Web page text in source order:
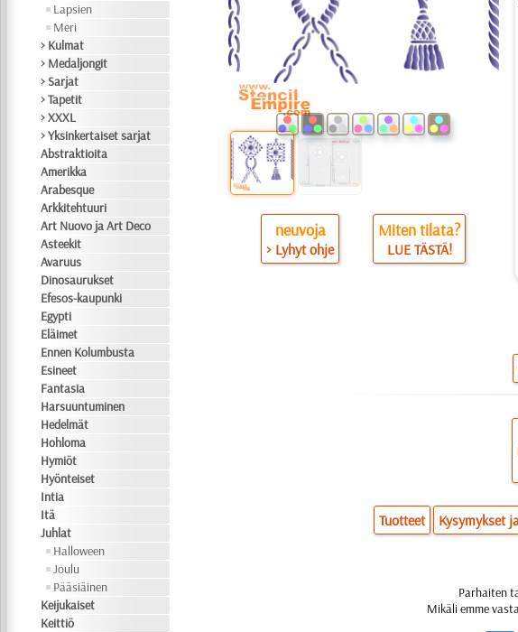
Lapsien
Meri
> Kulmat
> Medaljongit
> Sarjat
> Tapetit
> XXXL
> Yksinkertaiset sarjat
Abstraktioita
Amerikka
Arabesque
Arkkitehtuuri
Art Nuovo ja Art Deco
Asteekit
Avaruus
Dinosaurukset
Efesos-kaupunki
Egypti
Eläimet
Ennen Kolumbusta
Esineet
Fantasia
Harsuuntuminen
Hedelmät
Hohloma
Hymiöt
Hyönteiset
Intia
Itä
Juhlat
Halloween
Joulu
Pääsiäinen
Keijukaiset
Keittiö
neuvoja
> Lyhyt ohje
Miten tilata?
LUE TÄSTÄ!
Tuotteet Kysymykset
Parhaiten
Mikäli emme